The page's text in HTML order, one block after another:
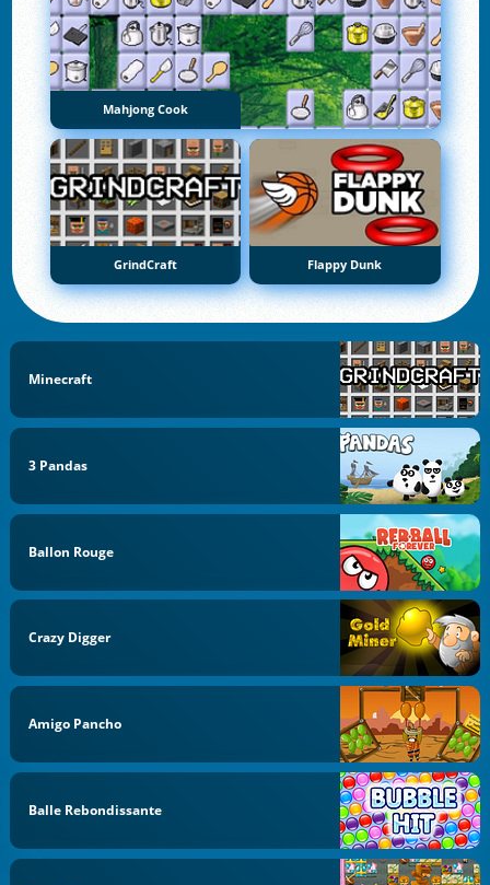
Mahjong Cook
GrindCraft Flappy Dunk
Minecraft
3 Pandas
Ballon Rouge
Crazy Digger
Amigo Pancho
Balle Rebondissante